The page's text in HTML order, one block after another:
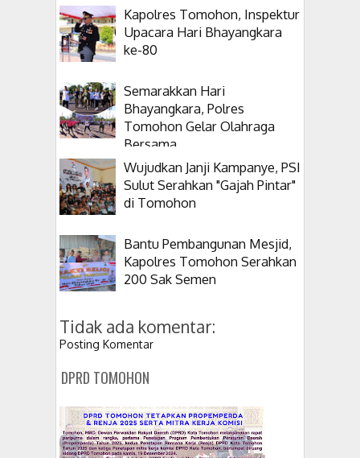
Kapolres Tomohon, Inspektur
Upacara Hari Bhayangkara
ke-80
Semarakkan Hari
Bhayangkara, Polres
Tomohon Gelar Olahraga
Bersama
Wujudkan Janji Kampanye, PSI
Sulut Serahkan "Gajah Pintar"
di Tomohon
Bantu Pembangunan Mesjid,
Kapolres Tomohon Serahkan
200 Sak Semen
Tidak ada komentar:
Posting Komentar
DPRD TOMOHON